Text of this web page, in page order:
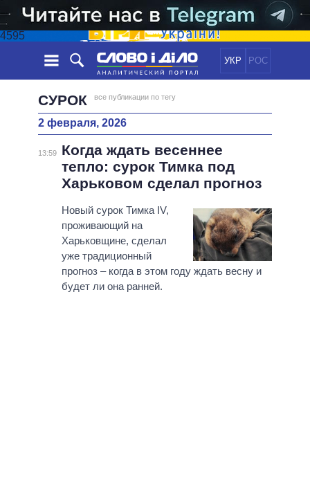
4595
УКР РОС
НОВОСТИ
ЛЕНТА
СОБЫТИЯ
СТАТЬИ
МНЕНИЯ
ОБЗОРЫ
ДАЙДЖЕСТЫ
ЭКОНОМИКА
ОБЩЕСТВО
МИР
ОБЕЩАНИЯ
ПОЛИТИКИ
ВСЕ ПОЛИТИКИ
ПРЕЗИДЕНТ И ОФИС
ВЕРХОВНАЯ РАДА
КАБИНЕТ МИНИСТРОВ
ГЛАВЫ ОБЛАДМИНИСТРАЦИЙ
МЭРЫ
ИНФОГРАФИКА
ПОДДЕРЖАТЬ
СРАВНЕНИЕ ПОЛИТИКОВ
СУРОК все публикации по тегу
2 февраля, 2026
13:59
Когда ждать весеннее
тепло: сурок Тимка под
Харьковом сделал прогноз
Новый сурок Тимка IV,
проживающий на
Харьковщине, сделал
уже традиционный
прогноз – когда в этом году ждать весну и
будет ли она ранней.